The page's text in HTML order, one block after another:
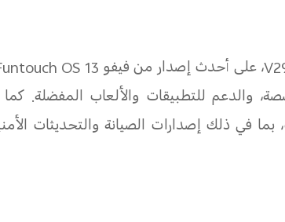
، على أحدث إصدار من فيفو OS 13
والدعم للتطبيقات والألعاب المفضلة.
في ذلك إصدارات الصيانة والتحديثات